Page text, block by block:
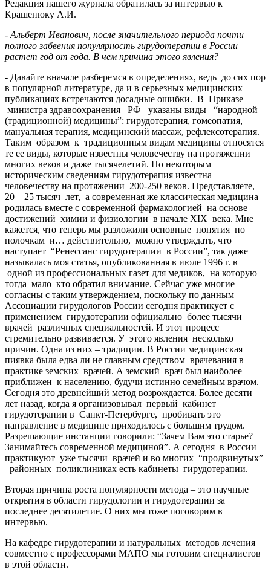
Редакция нашего журнала обратилась за интервью к
Крашенюку А.И.
- Альберт Иванович, после значительного периода почти
полного забвения популярность гирудотерапии в России
растет год от года. В чем причина этого явления?
- Давайте вначале разберемся в определениях, ведь до сих пор
в популярной литературе, да и в серьезных медицинских
публикациях встречаются досадные ошибки. В Приказе
министра здравоохранения РФ указаны виды “народной
(традиционной) медицины”: гирудотерапия, гомеопатия,
мануальная терапия, медицинский массаж, рефлексотерапия.
Таким образом к традиционным видам медицины относятся
те ее виды, которые известны человечеству на протяжении
многих веков и даже тысячелетий. По некоторым
историческим сведениям гирудотерапия известна
человечеству на протяжении 200-250 веков. Представляете,
20 – 25 тысяч лет, а современная же классическая медицина
родилась вместе с современной фармакологией на основе
достижений химии и физиологии в начале XIX века. Мне
кажется, что теперь мы разложили основные понятия по
полочкам и… действительно, можно утверждать, что
наступает “Ренессанс гирудотерапии в России”, так даже
называлась моя статья, опубликованная в июле 1996 г. в
одной из профессиональных газет для медиков, на которую
тогда мало кто обратил внимание. Сейчас уже многие
согласны с таким утверждением, поскольку по данным
Ассоциации гирудологов России сегодня практикует с
применением гирудотерапии официально более тысячи
врачей различных специальностей. И этот процесс
стремительно развивается. У этого явления несколько
причин. Одна из них – традиции. В России медицинская
пиявка была едва ли не главным средством врачевания в
практике земских врачей. А земский врач был наиболее
приближен к населению, будучи истинно семейным врачом.
Сегодня это древнейший метод возрождается. Более десяти
лет назад, когда я организовывал первый кабинет
гирудотерапии в Санкт-Петербурге, пробивать это
направление в медицине приходилось с большим трудом.
Разрешающие инстанции говорили: “Зачем Вам это старье?
Занимайтесь современной медициной”. А сегодня в России
практикуют уже тысячи врачей и во многих “продвинутых”
районных поликлиниках есть кабинеты гирудотерапии.
Вторая причина роста популярности метода – это научные
открытия в области гирудологии и гирудотерапии за
последнее десятилетие. О них мы тоже поговорим в
интервью.
На кафедре гирудотерапии и натуральных методов лечения
совместно с профессорами МАПО мы готовим специалистов
в этой области.